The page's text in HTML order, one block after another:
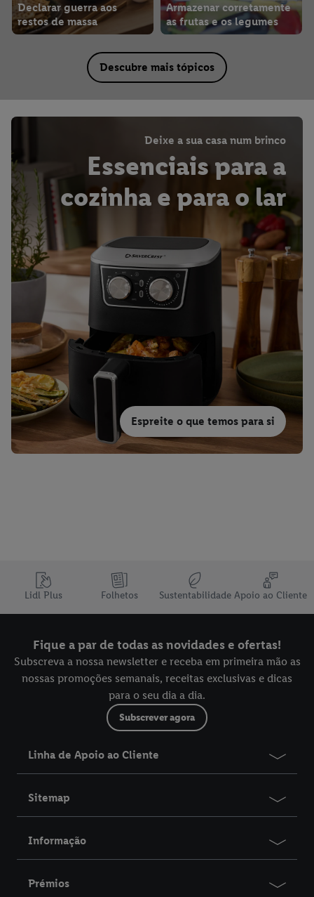
Declarar guerra aos
restos de massa
Armazenar corretamente
as frutas e os legumes
Descubre mais tópicos
Deixe a sua casa num brinco
Essenciais para a
cozinha e para o lar
Espreite o que temos para si
Lidl Plus Folhetos Sustentabilidade Apoio ao Cliente
Fique a par de todas as novidades e ofertas!
Subscreva a nossa newsletter e receba em primeira mão as
nossas promoções semanais, receitas exclusivas e dicas
para o seu dia a dia.
Subscrever agora
Linha de Apoio ao Cliente
Sitemap
Informação
Prémios